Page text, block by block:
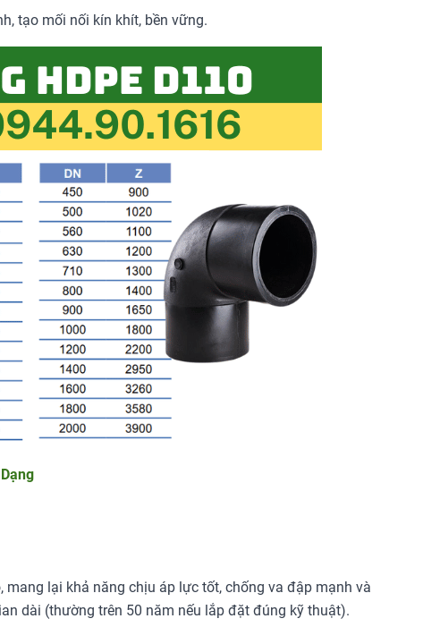
tạo mối nối kín khít, bền vững.
lại khả năng chịu áp lực tốt, chống va đập mạnh và
dài (thường trên 50 năm nếu lắp đặt đúng kỹ thuật).